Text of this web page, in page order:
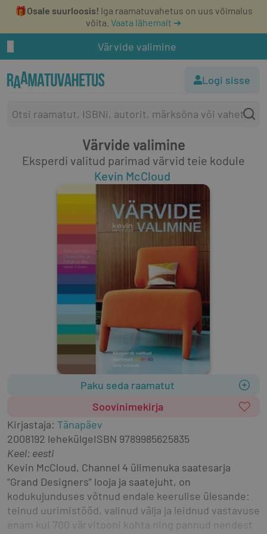
🎁Osale suurloosis! Iga raamatuvahetus on uus võimalus
võita. Vaata lähemalt ➔
Värvide valimine
Logi sisse
Värvide valimine
Eksperdi valitud parimad värvid teie kodule
Kevin McCloud
Paku seda raamatut
Soovinimekirja
Kirjastaja: Tänapäev
2008192 lehekülgeISBN 9789985625835
Keel: eesti
Kevin McCloud, Channel 4 ülimenuka saatesarja
“Grand Designers” looja ja saatejuht, on
kodukujunduses võtnud endale keerulise ülesande:
teinud uurimistööd, valinud välja ja leidnud vastavuse
enam kui 700 värvitooni kohta ning pannud nendest